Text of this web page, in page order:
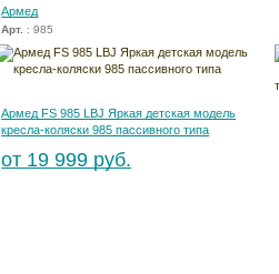
Армед
Арт. : 985
Армед FS 985 LBJ Яркая детская модель
кресла-коляски 985 пассивного типа
от 19 999 руб.